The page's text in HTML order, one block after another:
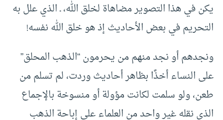
يكن في هذا التصوير مضاهاة لخلق الله، ـ الذي علل به
التحريم في بعض الأحاديث إذ هو خلق الله نفسه!
ونجدهم أو نجد منهم من يحرمون “الذهب المحلق”
على النساء أخذًا بظاهر أحاديث وردت، لم تسلم من
طعن، ولو سلمت لكانت مؤولة أو منسوخة بالإجماع
الذي نقله غير واحد من العلماء على إباحة الذهب